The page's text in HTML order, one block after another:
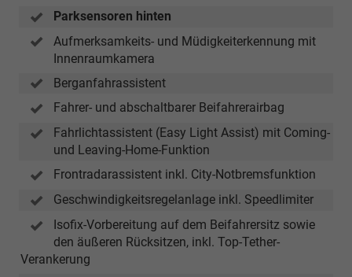
Parksensoren hinten
Aufmerksamkeits- und Müdigkeiterkennung mit
Innenraumkamera
Berganfahrassistent
Fahrer- und abschaltbarer Beifahrerairbag
Fahrlichtassistent (Easy Light Assist) mit Coming-
und Leaving-Home-Funktion
Frontradarassistent inkl. City-Notbremsfunktion
Geschwindigkeitsregelanlage inkl. Speedlimiter
Isofix-Vorbereitung auf dem Beifahrersitz sowie
den äußeren Rücksitzen, inkl. Top-Tether-
Verankerung